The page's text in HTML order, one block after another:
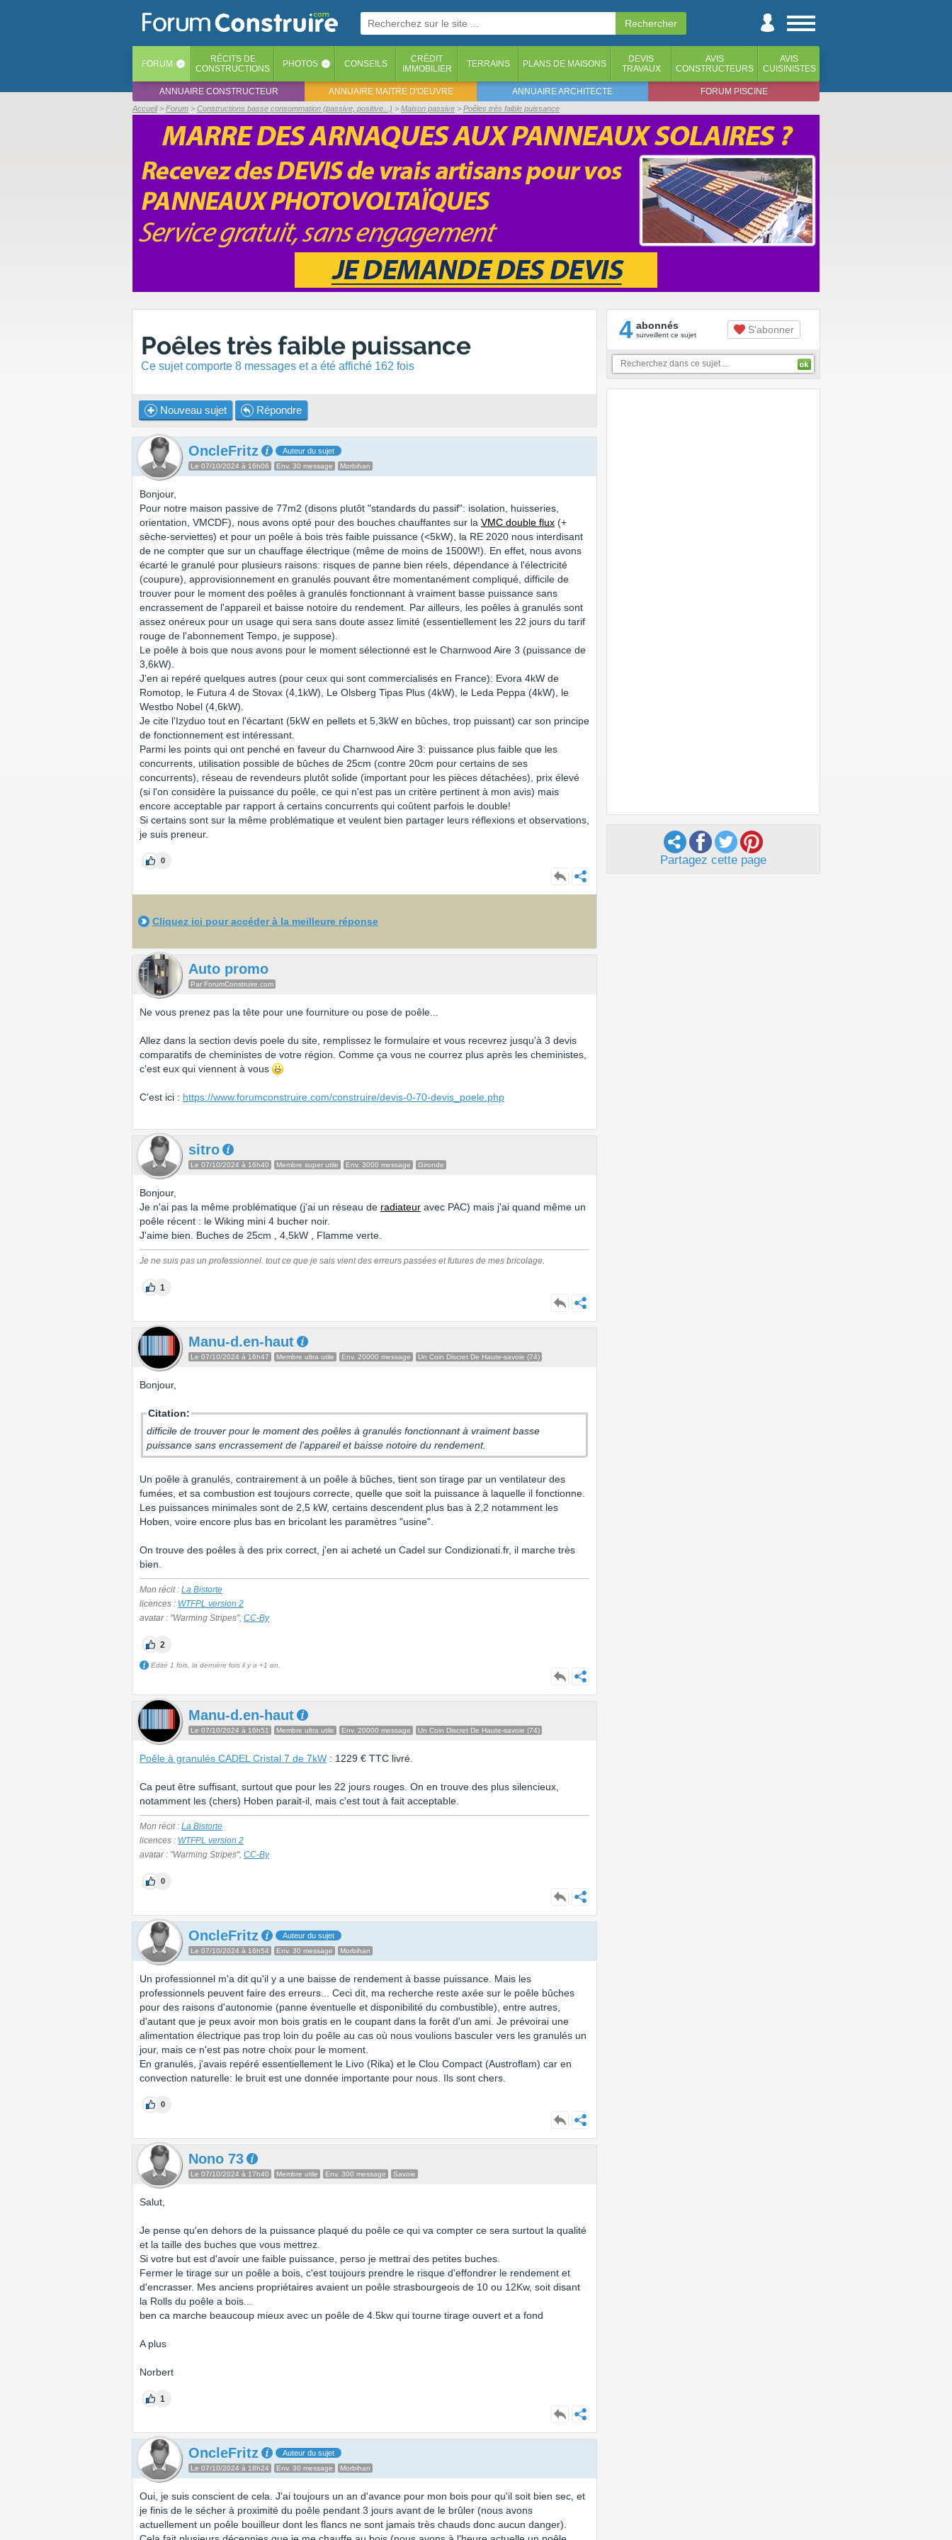
FORUM ‹ RÉCITS DE
CONSTRUCTIONS
PHOTOS ‹ CONSEILS
CRÉDIT
IMMOBILIER
TERRAINS PLANS DE MAISONS
DEVIS
TRAVAUX
AVIS
CONSTRUCTEURS
AVIS
CUISINISTES
ANNUAIRE CONSTRUCTEUR ANNUAIRE MAITRE D'OEUVRE ANNUAIRE ARCHITECTE FORUM PISCINE
Accueil Forum Constructions basse consommation (passive, positive...) Maison passive Poêles très faible puissance
Poêles très faible puissance
Ce sujet comporte 8 messages et a été affiché 162 fois
Nouveau sujet Répondre
OncleFritz Auteur du sujet
Le 07/10/2024 à 16h06 Env. 30 message Morbihan
Bonjour,
Pour notre maison passive de 77m2 (disons plutôt "standards du passif": isolation, huisseries,
orientation, VMCDF), nous avons opté pour des bouches chauffantes sur la VMC double flux (+
sèche-serviettes) et pour un poêle à bois très faible puissance (<5kW), la RE 2020 nous interdisant
de ne compter que sur un chauffage électrique (même de moins de 1500W!). En effet, nous avons
écarté le granulé pour plusieurs raisons: risques de panne bien réels, dépendance à l'électricité
(coupure), approvisionnement en granulés pouvant être momentanément compliqué, difficile de
trouver pour le moment des poêles à granulés fonctionnant à vraiment basse puissance sans
encrassement de l'appareil et baisse notoire du rendement. Par ailleurs, les poêles à granulés sont
assez onéreux pour un usage qui sera sans doute assez limité (essentiellement les 22 jours du tarif
rouge de l'abonnement Tempo, je suppose).
Le poêle à bois que nous avons pour le moment sélectionné est le Charnwood Aire 3 (puissance de
3,6kW).
J'en ai repéré quelques autres (pour ceux qui sont commercialisés en France): Evora 4kW de
Romotop, le Futura 4 de Stovax (4,1kW), Le Olsberg Tipas Plus (4kW), le Leda Peppa (4kW), le
Westbo Nobel (4,6kW).
Je cite l'Izyduo tout en l'écartant (5kW en pellets et 5,3kW en bûches, trop puissant) car son principe
de fonctionnement est intéressant.
Parmi les points qui ont penché en faveur du Charnwood Aire 3: puissance plus faible que les
concurrents, utilisation possible de bûches de 25cm (contre 20cm pour certains de ses
concurrents), réseau de revendeurs plutôt solide (important pour les pièces détachées), prix élevé
(si l'on considère la puissance du poêle, ce qui n'est pas un critère pertinent à mon avis) mais
encore acceptable par rapport à certains concurrents qui coûtent parfois le double!
Si certains sont sur la même problématique et veulent bien partager leurs réflexions et observations,
je suis preneur.
0
Cliquez ici pour accéder à la meilleure réponse
Auto promo
Par ForumConstruire.com
Ne vous prenez pas la tête pour une fourniture ou pose de poêle...
Allez dans la section devis poele du site, remplissez le formulaire et vous recevrez jusqu'à 3 devis
comparatifs de cheministes de votre région. Comme ça vous ne courrez plus après les cheministes,
c'est eux qui viennent à vous
C'est ici : https://www.forumconstruire.com/construire/devis-0-70-devis_poele.php
sitro
Le 07/10/2024 à 16h40 Membre super utile Env. 3000 message Gironde
Bonjour,
Je n'ai pas la même problématique (j'ai un réseau de radiateur avec PAC) mais j'ai quand même un
poêle récent : le Wiking mini 4 bucher noir.
J'aime bien. Buches de 25cm , 4,5kW , Flamme verte.
Je ne suis pas un professionnel. tout ce que je sais vient des erreurs passées et futures de mes bricolage.
1
Manu-d.en-haut
Le 07/10/2024 à 16h47 Membre ultra utile Env. 20000 message Un Coin Discret De Haute-savoie (74)
Bonjour,
Citation:
difficile de trouver pour le moment des poêles à granulés fonctionnant à vraiment basse
puissance sans encrassement de l'appareil et baisse notoire du rendement.
Un poêle à granulés, contrairement à un poêle à bûches, tient son tirage par un ventilateur des
fumées, et sa combustion est toujours correcte, quelle que soit la puissance à laquelle il fonctionne.
Les puissances minimales sont de 2,5 kW, certains descendent plus bas à 2,2 notamment les
Hoben, voire encore plus bas en bricolant les paramètres "usine".
On trouve des poêles à des prix correct, j'en ai acheté un Cadel sur Condizionati.fr, il marche très
bien.
Mon récit : La Bistorte
licences : WTFPL version 2
avatar : "Warming Stripes", CC-By
2
Edité 1 fois, la dernière fois il y a +1 an.
Manu-d.en-haut
Le 07/10/2024 à 16h51 Membre ultra utile Env. 20000 message Un Coin Discret De Haute-savoie (74)
Poêle à granulés CADEL Cristal 7 de 7kW : 1229 € TTC livré.
Ca peut être suffisant, surtout que pour les 22 jours rouges. On en trouve des plus silencieux,
notamment les (chers) Hoben parait-il, mais c'est tout à fait acceptable.
Mon récit : La Bistorte
licences : WTFPL version 2
avatar : "Warming Stripes", CC-By
0
OncleFritz Auteur du sujet
Le 07/10/2024 à 16h54 Env. 30 message Morbihan
Un professionnel m'a dit qu'il y a une baisse de rendement à basse puissance. Mais les
professionnels peuvent faire des erreurs... Ceci dit, ma recherche reste axée sur le poêle bûches
pour des raisons d'autonomie (panne éventuelle et disponibilité du combustible), entre autres,
d'autant que je peux avoir mon bois gratis en le coupant dans la forêt d'un ami. Je prévoirai une
alimentation électrique pas trop loin du poêle au cas où nous voulions basculer vers les granulés un
jour, mais ce n'est pas notre choix pour le moment.
En granulés, j'avais repéré essentiellement le Livo (Rika) et le Clou Compact (Austroflam) car en
convection naturelle: le bruit est une donnée importante pour nous. Ils sont chers.
0
Nono 73
Le 07/10/2024 à 17h40 Membre utile Env. 300 message Savoie
Salut,
Je pense qu'en dehors de la puissance plaqué du poêle ce qui va compter ce sera surtout la qualité
et la taille des buches que vous mettrez.
Si votre but est d'avoir une faible puissance, perso je mettrai des petites buches.
Fermer le tirage sur un poêle a bois, c'est toujours prendre le risque d'effondrer le rendement et
d'encrasser. Mes anciens propriétaires avaient un poêle strasbourgeois de 10 ou 12Kw, soit disant
la Rolls du poêle a bois...
ben ca marche beaucoup mieux avec un poêle de 4.5kw qui tourne tirage ouvert et a fond
A plus
Norbert
1
OncleFritz Auteur du sujet
Le 07/10/2024 à 18h24 Env. 30 message Morbihan
Oui, je suis conscient de cela. J'ai toujours un an d'avance pour mon bois pour qu'il soit bien sec, et
je finis de le sécher à proximité du poêle pendant 3 jours avant de le brûler (nous avons
actuellement un poêle bouilleur dont les flancs ne sont jamais très chauds donc aucun danger).
4 abonnés
surveillent ce sujet S'abonner
Partagez cette page